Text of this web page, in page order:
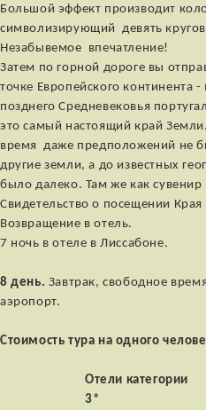
Большой эффект производит
символизирующий девять
Незабывемое впечатление!
Затем по горной дороге вы
точке Европейского континента -
позднего Средневековья
это самый настоящий край
время даже предположений не
другие земли, а до известных
было далеко. Там же как
Свидетельство о посещении
Возвращение в отель.
7 ночь в отеле в Лиссабоне.
8 день. Завтрак, свободное
аэропорт.
Стоимость тура на одного
Отели категории
3*